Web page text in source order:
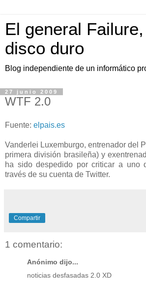
El general
disco duro
Blog independiente de un informático
27 junio 2009
WTF 2.0
Fuente: elpais.es
Vanderlei Luxemburgo, entrenador del
primera división brasileña) y
ha sido despedido por criticar a uno
través de su cuenta de Twitter.
Compartir
1 comentario:
Anónimo dijo...
noticias desfasadas 2.0 XD